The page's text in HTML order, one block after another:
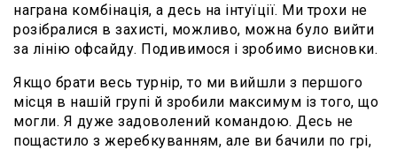
награна комбінація, а десь на інтуїції. Ми трохи не
розібралися в захисті, можливо, можна було вийти
за лінію офсайду. Подивимося і зробимо висновки.
Якщо брати весь турнір, то ми вийшли з першого
місця в нашій групі й зробили максимум із того, що
могли. Я дуже задоволений командою. Десь не
пощастило з жеребкуванням, але ви бачили по грі,